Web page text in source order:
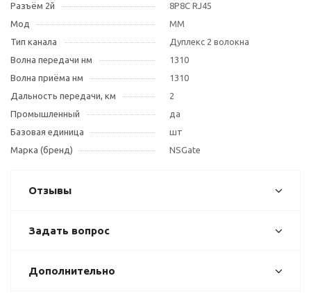
Разъём 2й
8P8C RJ45
Мод
MM
Тип канала
Дуплекс 2 волокна
Волна передачи нм
1310
Волна приёма нм
1310
Дальность передачи, км
2
Промышленный
да
Базовая единица
шт
Марка (бренд)
NSGate
Отзывы
Задать вопрос
Дополнительно